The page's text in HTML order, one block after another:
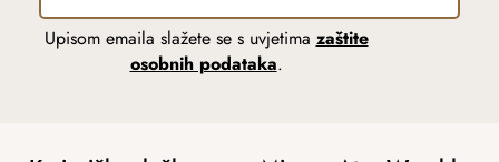
Upisom emaila slažete se s uvjetima zaštite
osobnih podataka.